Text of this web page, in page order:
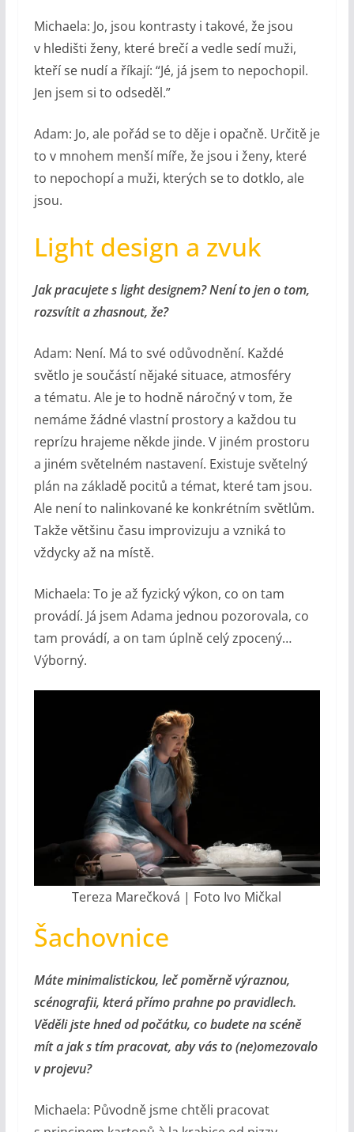
Michaela: Jo, jsou kontrasty i takové, že jsou
v hledišti ženy, které brečí a vedle sedí muži,
kteří se nudí a říkají: “Jé, já jsem to nepochopil.
Jen jsem si to odseděl.”
Adam: Jo, ale pořád se to děje i opačně. Určitě je
to v mnohem menší míře, že jsou i ženy, které
to nepochopí a muži, kterých se to dotklo, ale
jsou.
Light design a zvuk
Jak pracujete s light designem? Není to jen o tom,
rozsvítit a zhasnout, že?
Adam: Není. Má to své odůvodnění. Každé
světlo je součástí nějaké situace, atmosféry
a tématu. Ale je to hodně náročný v tom, že
nemáme žádné vlastní prostory a každou tu
reprízu hrajeme někde jinde. V jiném prostoru
a jiném světelném nastavení. Existuje světelný
plán na základě pocitů a témat, které tam jsou.
Ale není to nalinkované ke konkrétním světlům.
Takže většinu času improvizuju a vzniká to
vždycky až na místě.
Michaela: To je až fyzický výkon, co on tam
provádí. Já jsem Adama jednou pozorovala, co
tam provádí, a on tam úplně celý zpocený…
Výborný.
Tereza Marečková | Foto Ivo Mičkal
Šachovnice
Máte minimalistickou, leč poměrně výraznou,
scénografii, která přímo prahne po pravidlech.
Věděli jste hned od počátku, co budete na scéně
míta jak s tím pracovat, aby vás to (ne)omezovalo
v projevu?
Michaela: Původně jsme chtěli pracovat